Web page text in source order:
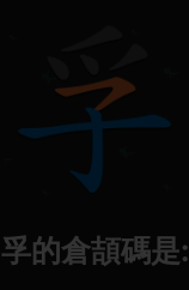
孚的倉頡碼是: